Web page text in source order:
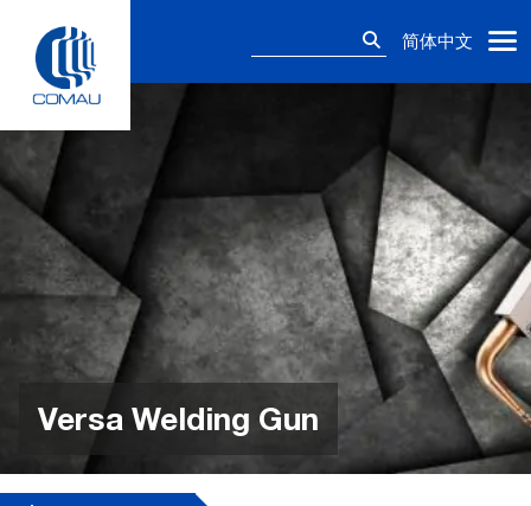
content
简体中文
Versa Welding Gun